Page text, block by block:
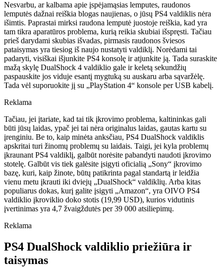
Nesvarbu, ar kalbama apie įspėjamąsias lemputes, raudonos
lemputės dažnai reiškia blogas naujienas, o jūsų PS4 valdiklis nėra
išimtis. Paprastai mirksi raudona lemputė juostoje reiškia, kad yra
tam tikra aparatūros problema, kurią reikia skubiai išspręsti. Tačiau
prieš darydami skubias išvadas, pirmasis raudonos šviesos
pataisymas yra tiesiog iš naujo nustatyti valdiklį. Norėdami tai
padaryti, visiškai išjunkite PS4 konsolę ir atjunkite ją. Tada suraskite
mažą skylę DualShock 4 valdiklio gale ir keletą sekundžių
paspauskite jos viduje esantį mygtuką su auskaru arba sąvaržėlę.
Tada vėl suporuokite jį su „PlayStation 4“ konsole per USB kabelį.
Reklama
Tačiau, jei įtariate, kad tai tik įkrovimo problema, kaltininkas gali
būti jūsų laidas, ypač jei tai nėra originalus laidas, gautas kartu su
įrenginiu. Be to, kaip minėta anksčiau, PS4 DualShock valdiklis
apskritai turi žinomų problemų su laidais. Taigi, jei kyla problemų
įkraunant PS4 valdiklį, galbūt norėsite pabandyti naudoti įkrovimo
stotelę. Galbūt vis tiek galėsite įsigyti oficialią „Sony“ įkrovimo
bazę, kuri, kaip žinote, būtų patikrinta pagal standartą ir leidžia
vienu metu įkrauti iki dviejų „DualShock“ valdiklių. Arba kitas
populiarus dokas, kurį galite įsigyti „Amazon“, yra OIVO PS4
valdiklio įkroviklio doko stotis (19,99 USD), kurios vidutinis
įvertinimas yra 4,7 žvaigždutės per 39 000 atsiliepimų.
Reklama
PS4 DualShock valdiklio priežiūra ir
taisymas